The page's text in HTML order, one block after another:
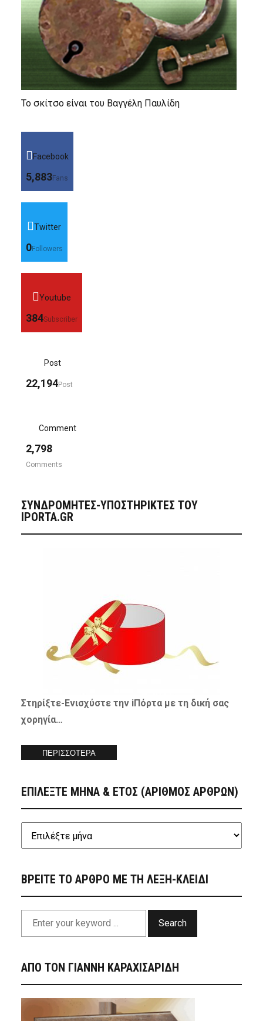
Το σκίτσο είναι του Βαγγέλη Παυλίδη
Facebook
5,883Fans
Twitter
0Followers
Youtube
384Subscriber
Post
22,194Post
Comment
2,798
Comments
ΣΥΝΔΡΟΜΗΤΈΣ-ΥΠΟΣΤΗΡΙΚΤΈΣ ΤΟΥ
IPORTA.GR
Στηρίξτε-Ενισχύστετην iΠόρτα με τη δική σας
χορηγία…
ΠΕΡΙΣΣΟΤΕΡΑ
ΕΠΙΛΕΞΤΕ ΜΗΝΑ & ΕΤΟΣ (ΑΡΙΘΜΟΣ ΑΡΘΡΩΝ)
ΒΡΕΙΤΕ ΤΟ ΑΡΘΡΟ ΜΕ ΤΗ ΛΕΞΗ-ΚΛΕΙΔΙ
Search
ΑΠΟ ΤΟΝ ΓΙΑΝΝΗ ΚΑΡΑΧΙΣΑΡΙΔΗ